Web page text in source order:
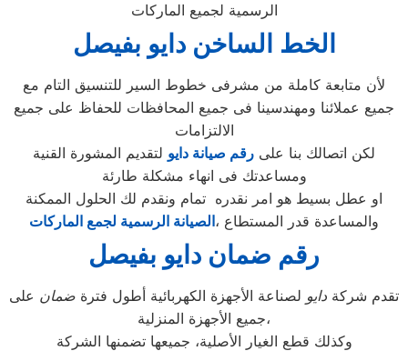
الرسمية لجميع الماركات
الخط الساخن دايو بفيصل
لأن متابعة كاملة من مشرفى خطوط السير للتنسيق التام مع
جميع عملائنا ومهندسينا فى جميع المحافظات للحفاظ على جميع
الالتزامات
لكن اتصالك بنا على رقم صيانة دايو لتقديم المشورة القنية
ومساعدتك فى انهاء مشكلة طارئة
او عطل بسيط هو امر نقدره تمام ونقدم لك الحلول الممكنة
والمساعدة قدر المستطاع ،الصيانة الرسمية لجمع الماركات
رقم ضمان دايو بفيصل
تقدم شركة دايو لصناعة الأجهزة الكهربائية أطول فترة ضمان على
جميع الأجهزة المنزلية،
وكذلك قطع الغيار الأصلية، جميعها تضمنها الشركة